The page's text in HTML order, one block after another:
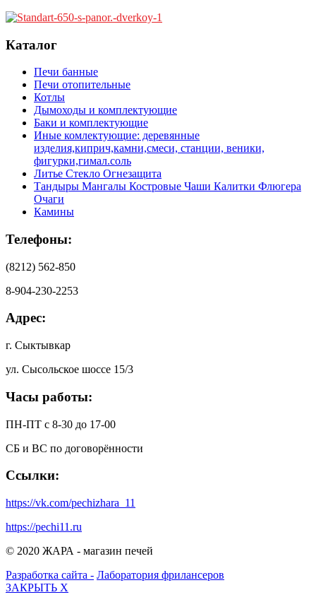
Каталог
Печи банные
Печи отопительные
Котлы
Дымоходы и комплектующие
Баки и комплектующие
Иные комлектующие: деревянные
изделия,киприч,камни,смеси, станции, веники,
фигурки,гимал.соль
Литье Стекло Огнезащита
Тандыры Мангалы Костровые Чаши Калитки Флюгера
Очаги
Камины
Телефоны:
(8212) 562-850
8-904-230-2253
Адрес:
г. Сыктывкар
ул. Сысольское шоссе 15/3
Часы работы:
ПН-ПТ с 8-30 до 17-00
СБ и ВС по договорённости
Ссылки:
https://vk.com/pechizhara_11
https://pechi11.ru
© 2020 ЖАРА - магазин печей
Разработка сайта - Лаборатория фрилансеров
ЗАКРЫТЬ X